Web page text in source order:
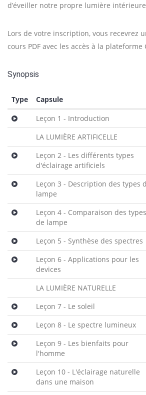
d’éveiller notre propre lumière
Lors de votre inscription, vous recevrez
cours PDF avec les accès à la plateforme
Synopsis
Type Capsule
Leçon 1 - Introduction
LA LUMIÈRE ARTIFICELLE
Leçon 2 - Les différents types
d'éclairage artificiels
Leçon 3 - Description des types
lampe
Leçon 4 - Comparaison des types
de lampe
Leçon 5 - Synthèse des spectres
Leçon 6 - Applications pour les
devices
LA LUMIÈRE NATURELLE
Leçon 7 - Le soleil
Leçon 8 - Le spectre lumineux
Leçon 9 - Les bienfaits pour
l'homme
Leçon 10 - L'éclairage naturelle
dans une maison